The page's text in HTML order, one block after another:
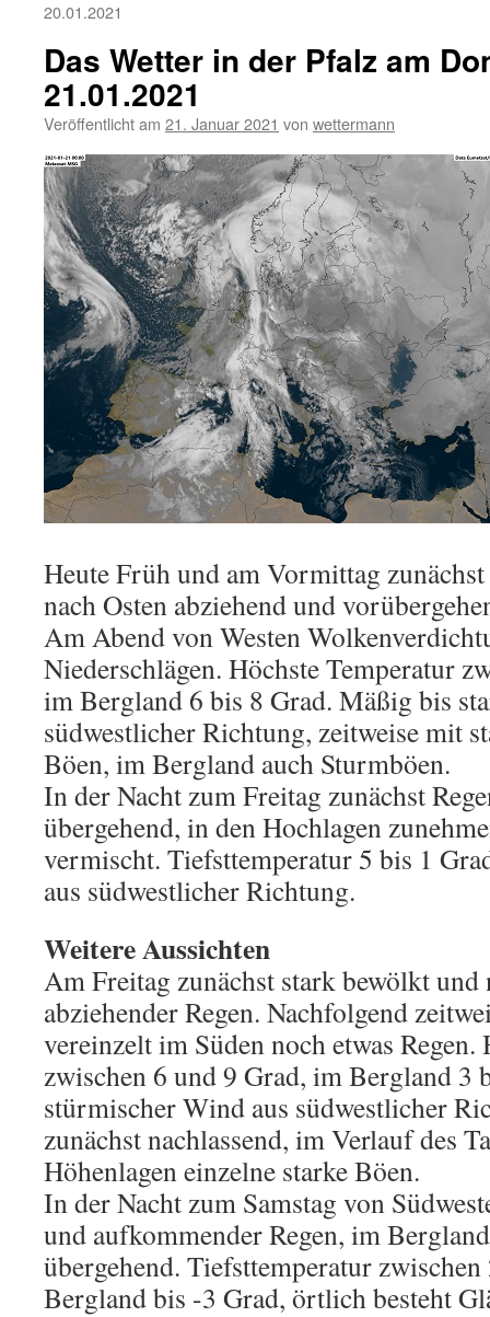
20.01.2021
Das Wetter in der Pfalz am
21.01.2021
Veröffentlicht am 21. Januar 2021 von wettermann
Heute Früh und am Vormittag
nach Osten abziehend und
Am Abend von Westen
Niederschlägen. Höchste Temperatur
im Bergland 6 bis 8 Grad. Mäßig bis
südwestlicher Richtung, zeitweise mit
Böen, im Bergland auch Sturmböen.
In der Nacht zum Freitag zunächst
übergehend, in den Hochlagen
vermischt. Tiefsttemperatur 5 bis 1
aus südwestlicher Richtung.
Weitere Aussichten
Am Freitag zunächst stark bewölkt und
abziehender Regen. Nachfolgend
vereinzelt im Süden noch etwas
zwischen 6 und 9 Grad, im Bergland 3
stürmischer Wind aus südwestlicher
zunächst nachlassend, im Verlauf des
Höhenlagen einzelne starke Böen.
In der Nacht zum Samstag von
und aufkommender Regen, im
übergehend. Tiefsttemperatur
Bergland bis -3 Grad, örtlich besteht